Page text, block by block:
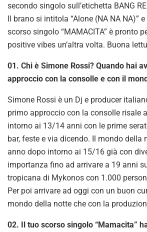
secondo singolo sull’etichetta BANG
Il brano si intitola “Alone (NA NA NA)”
scorso singolo “MAMACITA” è pronto
positive vibes un’altra volta. Buona
01. Chi è Simone Rossi? Quando hai
approccio con la consolle e con il
Simone Rossi è un Dj e producer
primo approccio con la consolle risale
intorno ai 13/14 anni con le prime
bar, feste e via dicendo. Il mondo della
anno dopo intorno ai 15/16 già con
importanza fino ad arrivare a 19 anni
tropicana di Mykonos con 1.000
Per poi arrivare ad oggi con un buon
mondo della notte che con la
02. Il tuo scorso singolo “Mamacita”